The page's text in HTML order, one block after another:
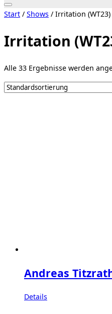
Seitenleiste
&
umschalten
Start / Shows / Irritation (WT23)
Irritation
Alle 33 Ergebnisse werden
Andreas
Details